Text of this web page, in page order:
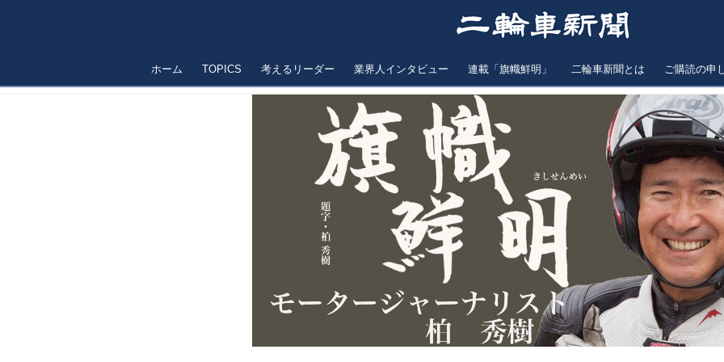
ホーム TOPICS 考えるリーダー 業界人インタビュー 連載「旗幟鮮明」 二輪車新聞とは ご購読の申